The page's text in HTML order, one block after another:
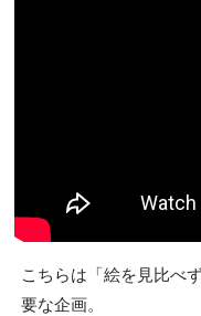
こちらは「絵を見比べ
要な企画。